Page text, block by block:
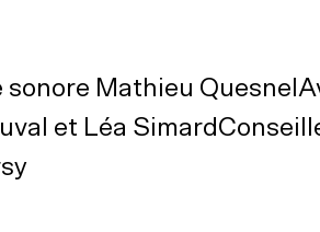
Mathieu
et Léa